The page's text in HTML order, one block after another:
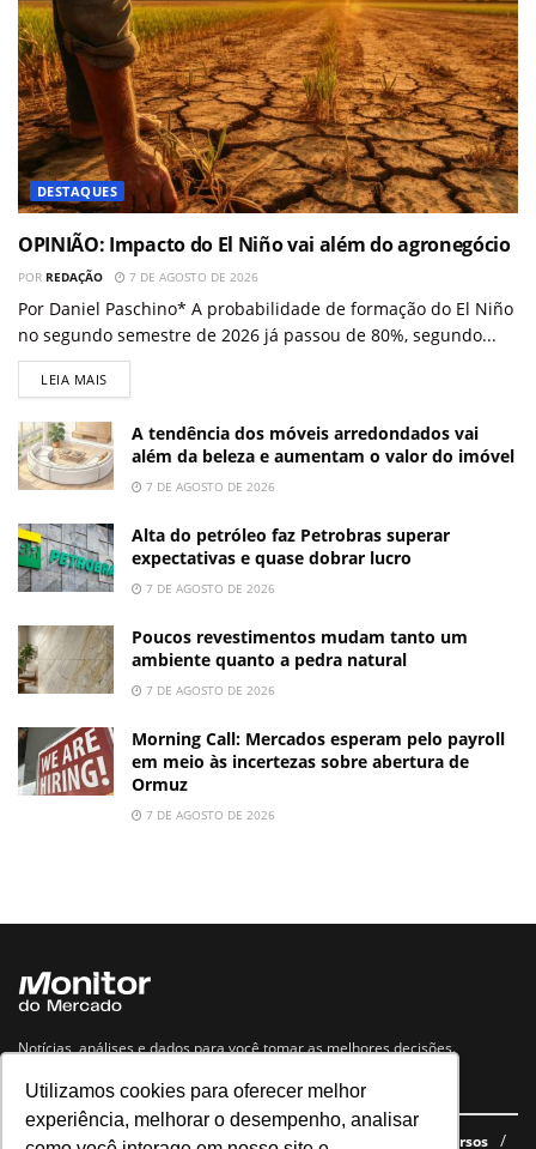
Utilizamos cookies para oferecer melhor
experiência, melhorar o desempenho, analisar
DESTAQUES
OPINIÃO: Impacto do El Niño vai além do agronegócio
POR REDAÇÃO 7 DE AGOSTO DE 2026
Por Daniel Paschino* A probabilidade de formação do El Niño
no segundo semestre de 2026 já passou de 80%, segundo...
LEIA MAIS
A tendência dos móveis arredondados vai
além da beleza e aumentam o valor do imóvel
7 DE AGOSTO DE 2026
Alta do petróleo faz Petrobras superar
expectativas e quase dobrar lucro
7 DE AGOSTO DE 2026
Poucos revestimentos mudam tanto um
ambiente quanto a pedra natural
7 DE AGOSTO DE 2026
Morning Call: Mercados esperam pelo payroll
em meio às incertezas sobre abertura de
Ormuz
7 DE AGOSTO DE 2026
Notícias, análises e dados para você tomar as melhores decisões.
Navegue no site
Últimas notícias Quem somos E-books gratuitos Cursos